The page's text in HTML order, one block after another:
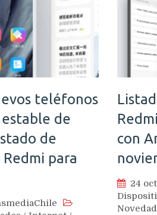
teléfonos
de
de
para
con
24